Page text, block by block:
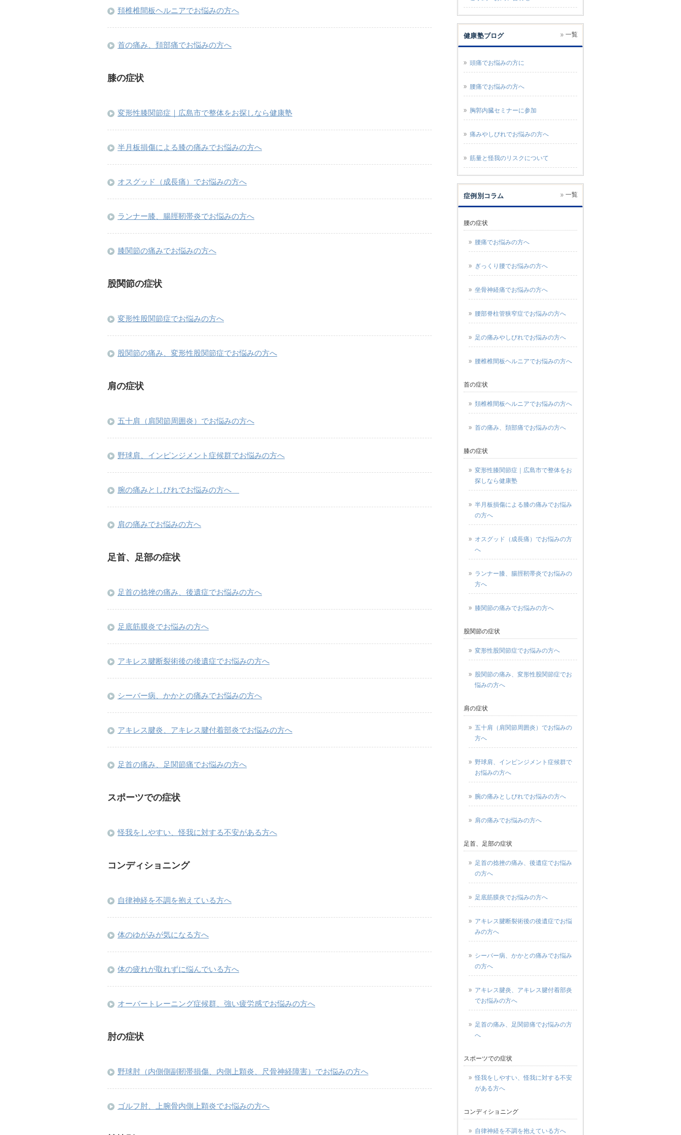
頚椎椎間板ヘルニアでお悩みの方へ
首の痛み、頚部痛でお悩みの方へ
膝の症状
変形性膝関節症｜広島市で整体をお探しなら健康塾
半月板損傷による膝の痛みでお悩みの方へ
オスグッド（成長痛）でお悩みの方へ
ランナー膝、腸脛靭帯炎でお悩みの方へ
膝関節の痛みでお悩みの方へ
股関節の症状
変形性股関節症でお悩みの方へ
股関節の痛み、変形性股関節症でお悩みの方へ
肩の症状
五十肩（肩関節周囲炎）でお悩みの方へ
野球肩、インピンジメント症候群でお悩みの方へ
腕の痛みとしびれでお悩みの方へ
肩の痛みでお悩みの方へ
足首、足部の症状
足首の捻挫の痛み、後遺症でお悩みの方へ
足底筋膜炎でお悩みの方へ
アキレス腱断裂術後の後遺症でお悩みの方へ
シーバー病、かかとの痛みでお悩みの方へ
アキレス腱炎、アキレス腱付着部炎でお悩みの方へ
足首の痛み、足関節痛でお悩みの方へ
スポーツでの症状
怪我をしやすい、怪我に対する不安がある方へ
コンディショニング
自律神経を不調を抱えている方へ
体のゆがみが気になる方へ
体の疲れが取れずに悩んでいる方へ
オーバートレーニング症候群、強い疲労感でお悩みの方へ
肘の症状
野球肘（内側側副靭帯損傷、内側上顆炎、尺骨神経障害）でお悩みの方へ
ゴルフ肘、上腕骨内側上顆炎でお悩みの方へ
健康塾ブログ 一覧
頭痛でお悩みの方に
腰痛でお悩みの方へ
胸郭内臓セミナーに参加
痛みやしびれでお悩みの方へ
筋量と怪我のリスクについて
症例別コラム 一覧
腰の症状
腰痛でお悩みの方へ
ぎっくり腰でお悩みの方へ
坐骨神経痛でお悩みの方へ
腰部脊柱管狭窄症でお悩みの方へ
足の痛みやしびれでお悩みの方へ
腰椎椎間板ヘルニアでお悩みの方へ
首の症状
頚椎椎間板ヘルニアでお悩みの方へ
首の痛み、頚部痛でお悩みの方へ
膝の症状
変形性膝関節症｜広島市で整体をお
探しなら健康塾
半月板損傷による膝の痛みでお悩み
の方へ
オスグッド（成長痛）でお悩みの方
へ
ランナー膝、腸脛靭帯炎でお悩みの
方へ
膝関節の痛みでお悩みの方へ
股関節の症状
変形性股関節症でお悩みの方へ
股関節の痛み、変形性股関節症でお
悩みの方へ
肩の症状
五十肩（肩関節周囲炎）でお悩みの
方へ
野球肩、インピンジメント症候群で
お悩みの方へ
腕の痛みとしびれでお悩みの方へ
肩の痛みでお悩みの方へ
足首、足部の症状
足首の捻挫の痛み、後遺症でお悩み
の方へ
足底筋膜炎でお悩みの方へ
アキレス腱断裂術後の後遺症でお悩
みの方へ
シーバー病、かかとの痛みでお悩み
の方へ
アキレス腱炎、アキレス腱付着部炎
でお悩みの方へ
足首の痛み、足関節痛でお悩みの方
へ
スポーツでの症状
怪我をしやすい、怪我に対する不安
がある方へ
コンディショニング
自律神経を不調を抱えている方へ